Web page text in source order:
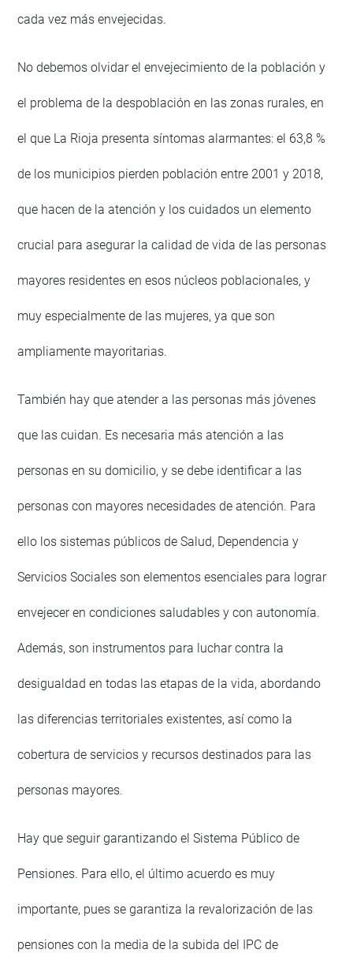
cada vez más envejecidas.
No debemos olvidar el envejecimiento de la población y
el problema de la despoblación en las zonas rurales, en
el que La Rioja presenta síntomas alarmantes: el 63,8 %
de los municipios pierden población entre 2001 y 2018,
que hacen de la atención y los cuidados un elemento
crucial para asegurar la calidad de vida de las personas
mayores residentes en esos núcleos poblacionales, y
muy especialmente de las mujeres, ya que son
ampliamente mayoritarias.
También hay que atender a las personas más jóvenes
que las cuidan. Es necesaria más atención a las
personas en su domicilio, y se debe identificar a las
personas con mayores necesidades de atención. Para
ello los sistemas públicos de Salud, Dependencia y
Servicios Sociales son elementos esenciales para lograr
envejecer en condiciones saludables y con autonomía.
Además, son instrumentos para luchar contra la
desigualdad en todas las etapas de la vida, abordando
las diferencias territoriales existentes, así como la
cobertura de servicios y recursos destinados para las
personas mayores.
Hay que seguir garantizando el Sistema Público de
Pensiones. Para ello, el último acuerdo es muy
importante, pues se garantiza la revalorización de las
pensiones con la media de la subida del IPC de